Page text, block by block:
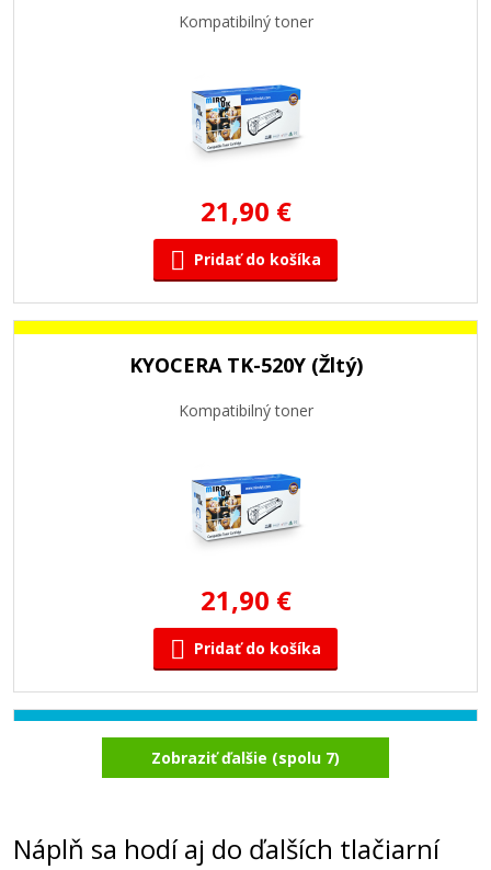
Kompatibilný toner
21,90 €
Pridať do košíka
KYOCERA TK-520Y (Žltý)
Kompatibilný toner
21,90 €
Pridať do košíka
KYOCERA TK-520C (Azúrový)
Zobraziť ďalšie (spolu 7)
Náplň sa hodí aj do ďalších tlačiarní